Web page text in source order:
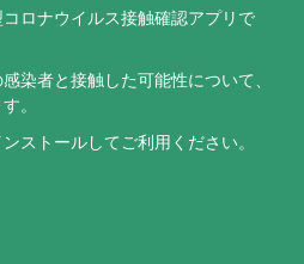
ロナウイルス接触確認アプリで
染者と接触した可能性について、
。
ストールしてご利用ください。